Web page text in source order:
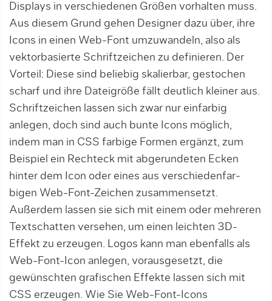
Displays in verschiedenen Größen vorhalten muss.
Aus diesem Grund gehen Designer dazu über, ihre
Icons in einen Web-Font umzuwandeln, also als
vektorbasierte Schriftzeichen zu definieren. Der
Vorteil: Diese sind belie­big skalierbar, gestochen
scharf und ihre Dateigröße fällt deutlich kleiner aus.
Schriftzeichen lassen sich zwar nur einfarbig
anlegen, doch sind auch bunte Icons möglich,
indem man in CSS farbige Formen ergänzt, zum
Beispiel ein Rechteck mit abgerundeten Ecken
hinter dem Icon oder eines aus verschiedenfar­
bigen Web-Font-Zeichen zusammensetzt.
Außerdem lassen sie sich mit einem oder mehreren
Text­schatten versehen, um einen leichten 3D-
Effekt zu erzeugen. Logos kann man ebenfalls als
Web-Font-Icon anlegen, vorausge­setzt, die
gewünschten grafischen Effekte lassen sich mit
CSS erzeugen. Wie Sie Web-Font-Icons